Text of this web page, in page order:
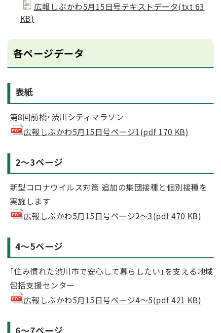
広報しぶかわ5月15日号テキストデータ(txt 63
KB)
各ページデータ
表紙
第8回前橋･渋川シティマラソン
広報しぶかわ5月15日号ページ1(pdf 170 KB)
2～3ページ
新型コロナウイルス対策 追加の集団接種と個別接種を
実施します
広報しぶかわ5月15日号ページ2～3(pdf 470 KB)
4～5ページ
｢住み慣れた渋川市で安心して暮らしたい｣を支える地域
包括支援センター
広報しぶかわ5月15日号ページ4～5(pdf 421 KB)
6～7ページ